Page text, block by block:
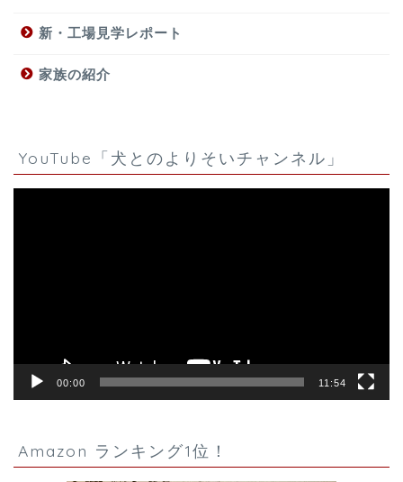
新・工場見学レポート
家族の紹介
YouTube「犬とのよりそいチャンネル」
00:00 11:54
Amazon ランキング1位！